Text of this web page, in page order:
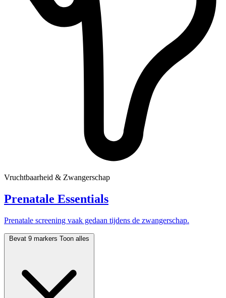
Vruchtbaarheid & Zwangerschap
Prenatale Essentials
Prenatale screening vaak gedaan tijdens de zwangerschap.
Bevat 9 markers Toon alles